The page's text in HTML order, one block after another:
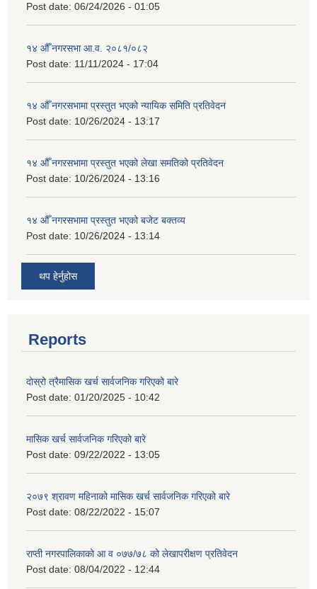
Post date: 06/24/2026 - 01:05
१४ औँ नगरसभा आ.व. २०८१/०८२
Post date: 11/11/2024 - 17:04
१४ औँ नगरसभामा प्रस्तुत भएको न्यायिक समिति प्रतिवेदन
Post date: 10/26/2024 - 13:17
१४ औँ नगरसभामा प्रस्तुत भएको लेखा समतिको प्रतिवेदन
Post date: 10/26/2024 - 13:16
१४ औँ नगरसभामा प्रस्तुत भएको बजेट बक्तव्य
Post date: 10/26/2024 - 13:14
थप हेर्नुहोस
Reports
दोस्रो त्रैमासिक खर्च सार्वजनिक गरिएको बारे
Post date: 01/20/2025 - 10:42
मासिक खर्च सार्वजनिक गरिएको बारे
Post date: 09/22/2022 - 13:05
२०७९ श्रावण महिनाको मासिक खर्च सार्वजनिक गरिएको बारे
Post date: 08/22/2022 - 15:07
राप्ती नगरपालिकाको आ व ०७७/७८ को लेखापरीक्षण प्रतिवेदन
Post date: 08/04/2022 - 12:44